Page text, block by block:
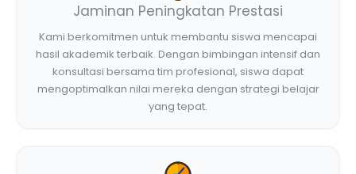
Jaminan Peningkatan Prestasi
Kami berkomitmen untuk membantu siswa mencapai
hasil akademik terbaik. Dengan bimbingan intensif dan
konsultasi bersama tim profesional, siswa dapat
mengoptimalkan nilai mereka dengan strategi belajar
yang tepat.